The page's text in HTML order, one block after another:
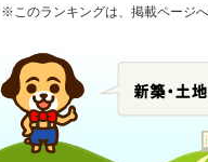
※このランキングは、掲載ページ